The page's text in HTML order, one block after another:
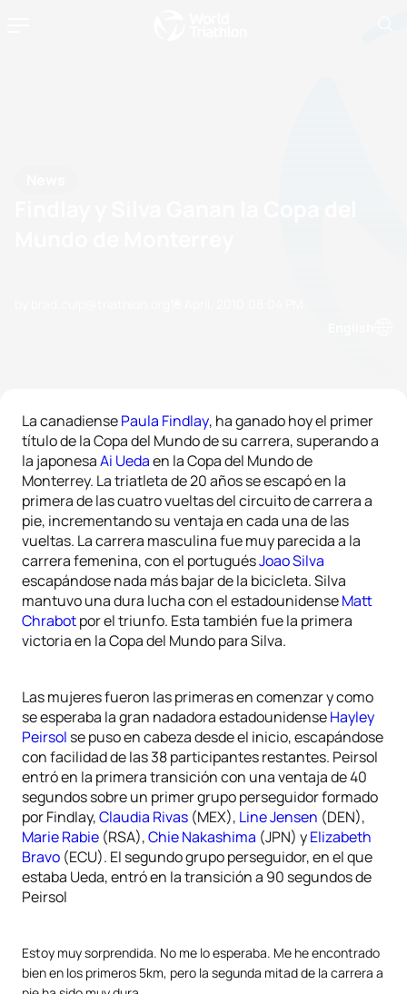
La canadiensePaula Findlay, ha ganado hoy el primer
título de la Copa del Mundo de su carrera, superando a
la japonesaAi Uedaen la Copa del Mundo de
Monterrey. La triatleta de 20 años se escapó en la
primera de las cuatro vueltas del circuito de carrera a
pie, incrementando su ventaja en cada una de las
vueltas. La carrera masculina fue muy parecida a la
carrera femenina, con el portuguésJoao Silva
escapándose nada más bajar de la bicicleta. Silva
mantuvo una dura lucha con el estadounidenseMatt
Chrabotpor el triunfo. Esta también fue la primera
victoria en la Copa del Mundo para Silva.
Las mujeres fueron las primeras en comenzar y como
se esperaba la gran nadadora estadounidenseHayley
Peirsol se puso en cabeza desde el inicio, escapándose
con facilidad de las 38 participantes restantes. Peirsol
entró en la primera transición con una ventaja de 40
segundos sobre un primer grupo perseguidor formado
por Findlay,Claudia Rivas (MEX), Line Jensen (DEN),
Marie Rabie (RSA),Chie Nakashima (JPN) yElizabeth
Bravo (ECU). El segundo grupo perseguidor, en el que
estaba Ueda, entró en la transición a 90 segundos de
Peirsol
Estoy muy sorprendida. No me lo esperaba. Me he encontrado
bien en los primeros 5km, pero la segunda mitad de la carrera a